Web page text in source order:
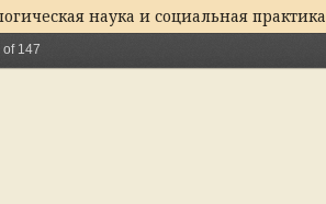
наука и социальная практика